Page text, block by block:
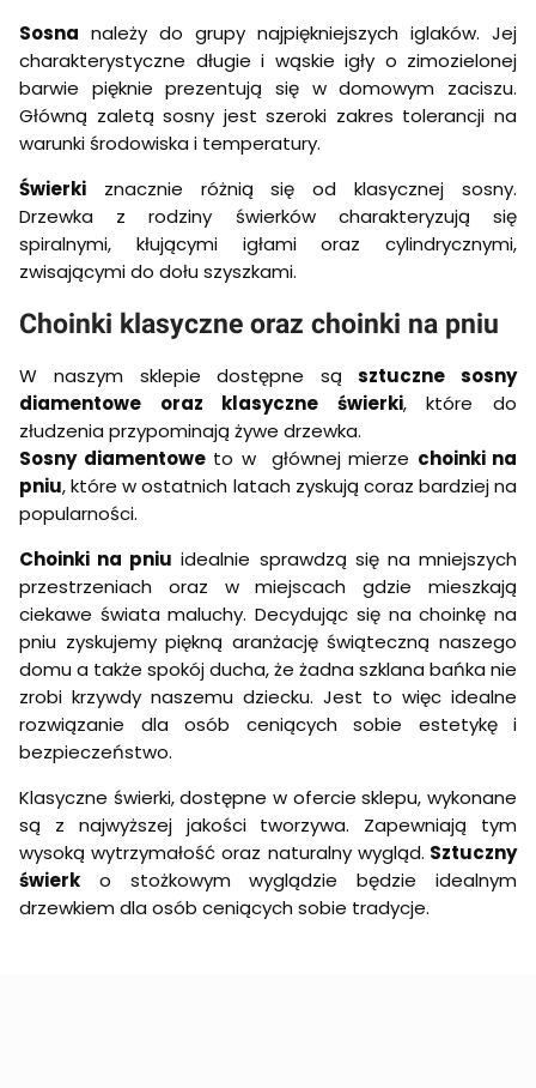
Sosna należy do grupy najpiękniejszych iglaków. Jej
charakterystyczne długie i wąskie igły o zimozielonej
barwie pięknie prezentują się w domowym zaciszu.
Główną zaletą sosny jest szeroki zakres tolerancji na
warunki środowiska i temperatury.
Świerki znacznie różnią się od klasycznej sosny.
Drzewka z rodziny świerków charakteryzują się
spiralnymi, kłującymi igłami oraz cylindrycznymi,
zwisającymi do dołu szyszkami.
Choinki klasyczne oraz choinki na pniu
W naszym sklepie dostępne są sztuczne sosny
diamentowe oraz klasyczne świerki, które do
złudzenia przypominają żywe drzewka.
Sosny diamentoweto w głównej mierze choinki na
pniu, które w ostatnich latach zyskują coraz bardziej na
popularności.
Choinki na pniu idealnie sprawdzą się na mniejszych
przestrzeniach oraz w miejscach gdzie mieszkają
ciekawe świata maluchy. Decydując się na choinkę na
pniu zyskujemy piękną aranżację świąteczną naszego
domu a także spokój ducha, że żadna szklana bańka nie
zrobi krzywdy naszemu dziecku. Jest to więc idealne
rozwiązanie dla osób ceniących sobie estetykę i
bezpieczeństwo.
Klasyczne świerki, dostępne w ofercie sklepu, wykonane
są z najwyższej jakości tworzywa. Zapewniają tym
wysoką wytrzymałość oraz naturalny wygląd. Sztuczny
świerk o stożkowym wyglądzie będzie idealnym
drzewkiem dla osób ceniących sobie tradycje.